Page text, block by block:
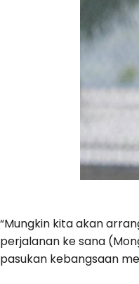
“Mungkin kita akan
perjalanan ke sana
pasukan kebangsaan